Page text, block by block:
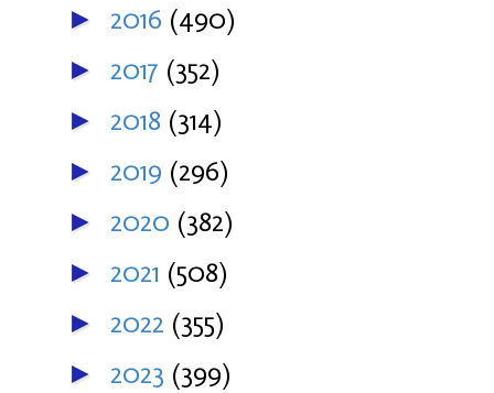
► 2016 (490)
► 2017 (352)
► 2018 (314)
► 2019 (296)
► 2020 (382)
► 2021 (508)
► 2022 (355)
► 2023 (399)